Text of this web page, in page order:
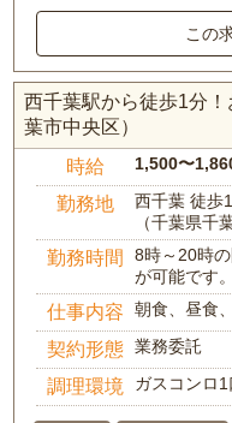
この
西千葉駅から徒歩1分
葉市中央区）
時給 1,500〜
勤務地
西千葉 徒歩
（千葉県千
勤務時間
8時～20時
が可能です
仕事内容 朝食、昼食
契約形態 業務委託
調理環境 ガスコンロ1